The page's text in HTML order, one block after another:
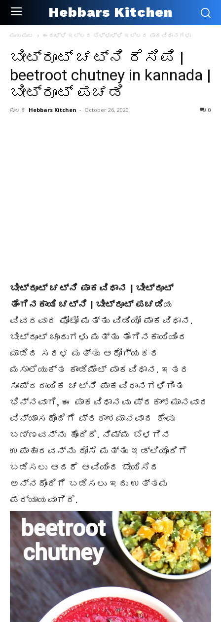
Hebbars Kitchen
ಮುಖಪುಟ ಈರುಳ್ಳಿ ಇಲ್ಲದ ಬೆಳ್ಳುಳ್ಳಿ ಇಲ್ಲದ ಪಾಕವಿಧಾನಗಳು
ಬೀಟ್ರೂಟ್ ಚಟ್ನಿ ರೆಸಿಪಿ |
beetroot chutney in kannada |
ಬೀಟ್ರೂಟ್ ಪಚಡಿ
ಮೂಲಕ Hebbars Kitchen - October 26, 2020 0
ಬೀಟ್ರೂಟ್ ಚಟ್ನಿ ಪಾಕವಿಧಾನ | ಬೀಟ್ರೂಟ್
ತೆಂಗಿನಕಾಯಿ ಚಟ್ನಿ | ಬೀಟ್ರೂಟ್ ಪಚಡಿಯ
ವಿವರವಾದ ಫೋಟೋ ಮತ್ತು ವಿಡಿಯೋ ಪಾಕವಿಧಾನ.
ಬೀಟ್ರೂಟ್ ಚೂರುಗಳು ಮತ್ತು ತೆಂಗಿನಕಾಯಿಯಿಂದ
ಮಾಡಿದ ಸರಳ ಮತ್ತು ಆರೋಗ್ಯಕರ
ಮಸಾಲೆಯುಕ್ತ ಕಾಂಡಿಮೆಂಟ್ ಪಾಕವಿಧಾನ. ಇತರ
ಸಾಂಪ್ರದಾಯಿಕ ಚಟ್ನಿ ಪಾಕವಿಧಾನಗಳಿಗಿಂತ
ಭಿನ್ನವಾಗಿ, ಈ ಪಾಕವಿಧಾನವು ಪ್ರಕಾಶಮಾನವಾದ
ವಿನ್ಯಾಸದೊಂದಿಗೆ ಪ್ರಕಾಶಮಾನವಾದ ಕೆಂಪು
ಬಣ್ಣವನ್ನು ಹೊಂದಿದೆ. ನಿಮ್ಮ ಬೆಳಗಿನ
ಉಪಾಹಾರವನ್ನು ದೋಸೆ ಮತ್ತು ಇಡ್ಲಿಯೊಂದಿಗೆ
ಬಡಿಸಲು ಆದರೆ ಆವಿಯಿಂದ ಬೇಯಿಸಿದ
ಅನ್ನದೊಂದಿಗೆ ಬಡಿಸಲು ಇದು ಉತ್ತಮ
ಪರ್ಯಾಯವಾಗಿದೆ.